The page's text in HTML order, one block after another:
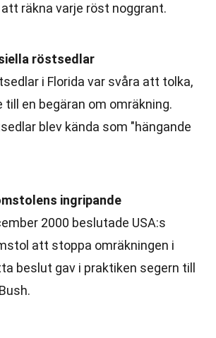
räkna varje röst noggrant.
röstsedlar
i Florida var svåra att tolka,
till en begäran om omräkning.
blev kända som "hängande
ingripande
2000 beslutade USA:s
att stoppa omräkningen i
beslut gav i praktiken segern till